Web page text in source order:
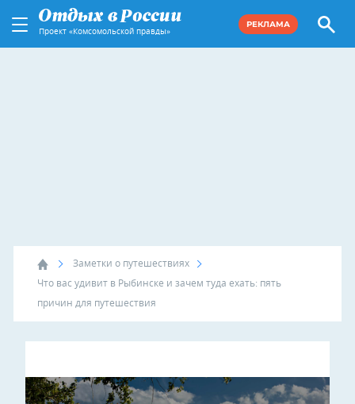
Проект «Комсомольской правды»
РЕКЛАМА
Заметки о путешествиях
Что вас удивит в Рыбинске и зачем туда ехать: пять
причин для путешествия